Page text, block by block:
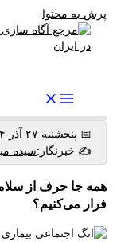
پرش به محتوا
📅 پنجشنبه ۲۷ آذر ۱۴۰۴ | ۱۰:۲۱
✍️ خبرنگار:سیده
همه جا حرف از
فرار می‌کنیم؟